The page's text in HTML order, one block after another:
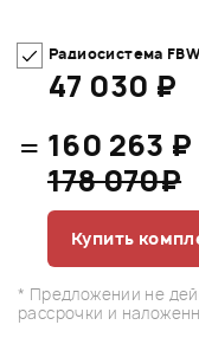
Радиосистема
47 030 ₽
= 160 263 ₽
178 070₽
Купить
* Предложении не
рассрочки и